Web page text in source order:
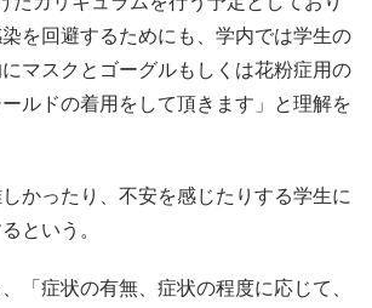
を回避するためにも、学内では学生の
マスクとゴーグルもしくは花粉症用の
ルドの着用をして頂きます」と理解を
かったり、不安を感じたりする学生に
という。
「症状の有無、症状の程度に応じて、